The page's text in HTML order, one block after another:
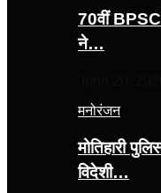
70वीं BPSC
ने…
मनोरंजन
मोतिहारी
विदेशी…